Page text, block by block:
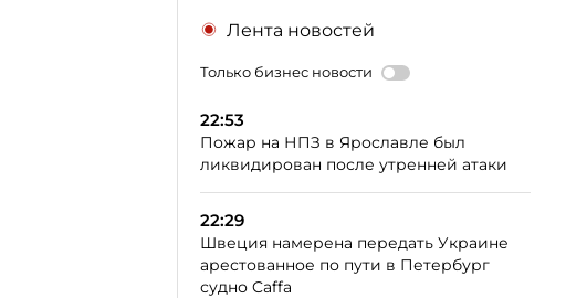
Лента новостей
Только бизнес новости
22:53
Пожар на НПЗ в Ярославле был
ликвидирован после утренней атаки
22:29
Швеция намерена передать Украине
арестованное по пути в Петербург
судно Caffa